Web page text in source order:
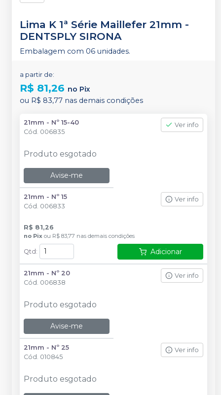
Lima K 1ª Série Maillefer 21mm -
DENTSPLY SIRONA
Embalagem com 06 unidades.
a partir de:
R$ 81,26 no Pix
ou R$ 83,77 nas demais condições
21mm - Nº 15-40
Cód. 006835
Ver info
Produto esgotado
Avise-me
21mm - Nº 15
Cód. 006833
Ver info
R$ 81,26
no Pix ou R$ 83,77 nas demais condições
Qtd : Adicionar
21mm - Nº 20
Cód. 006838
Ver info
Produto esgotado
Avise-me
21mm - Nº 25
Cód. 010845
Ver info
Produto esgotado